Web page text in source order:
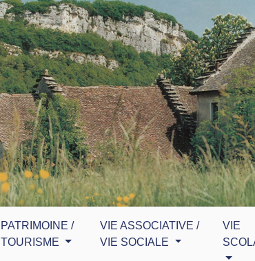
PATRIMOINE /
TOURISME
VIE ASSOCIATIVE /
VIE SOCIALE
VIE